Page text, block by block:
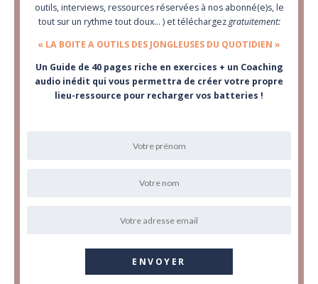
outils, interviews, ressources réservées à nos abonné(e)s, le
tout sur un rythme tout doux… ) et téléchargezgratuitement:
« LA BOITE A OUTILS DES JONGLEUSES DU QUOTIDIEN »
Un Guide de 40 pages riche en exercices + un Coaching
audio inédit qui vous permettra de créer votre propre
lieu-ressource pour recharger vos batteries !